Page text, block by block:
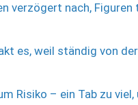
verzögert nach, Figuren
es, weil ständig von
Risiko – ein Tab zu viel,